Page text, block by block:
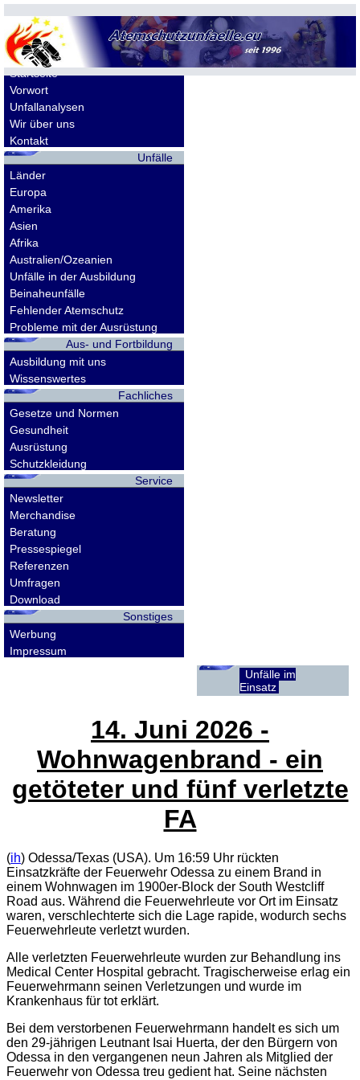
Allgemeines
Startseite
Vorwort
Unfallanalysen
Wir über uns
Kontakt
Unfälle
Länder
Europa
Amerika
Asien
Afrika
Australien/Ozeanien
Unfälle in der Ausbildung
Beinaheunfälle
Fehlender Atemschutz
Probleme mit der Ausrüstung
Aus- und Fortbildung
Ausbildung mit uns
Wissenswertes
Fachliches
Gesetze und Normen
Gesundheit
Ausrüstung
Schutzkleidung
Service
Newsletter
Merchandise
Beratung
Pressespiegel
Referenzen
Umfragen
Download
Sonstiges
Werbung
Impressum
Unfälle im
Einsatz
14. Juni 2026 -
Wohnwagenbrand - ein
getöteter und fünf verletzte
FA
(ih) Odessa/Texas (USA). Um 16:59 Uhr rückten
Einsatzkräfte der Feuerwehr Odessa zu einem Brand in
einem Wohnwagen im 1900er-Block der South Westcliff
Road aus. Während die Feuerwehrleute vor Ort im Einsatz
waren, verschlechterte sich die Lage rapide, wodurch sechs
Feuerwehrleute verletzt wurden.
Alle verletzten Feuerwehrleute wurden zur Behandlung ins
Medical Center Hospital gebracht. Tragischerweise erlag ein
Feuerwehrmann seinen Verletzungen und wurde im
Krankenhaus für tot erklärt.
Bei dem verstorbenen Feuerwehrmann handelt es sich um
den 29-jährigen Leutnant Isai Huerta, der den Bürgern von
Odessa in den vergangenen neun Jahren als Mitglied der
Feuerwehr von Odessa treu gedient hat. Seine nächsten